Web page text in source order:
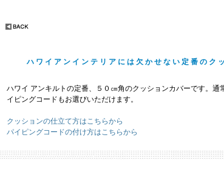
ハワイアンインテリアには欠かせない定番のク
ハワイ アンキルトの定番、５０㎝角のクッションカバーです。通
イピングコードもお選びいただけます。
クッションの仕立て方はこちらから
パイピングコードの付け方はこちらから